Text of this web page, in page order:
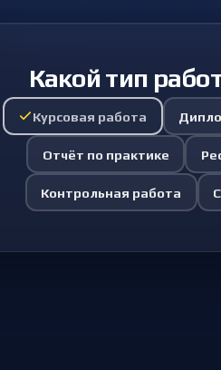
Какой тип
Курсовая работа
Отчёт по практике
Контрольная работа